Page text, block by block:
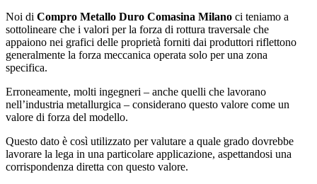
Noi di Compro Metallo Duro Comasina Milano ci teniamo a
sottolineare che i valori per la forza di rottura traversale che
appaiono nei grafici delle proprietà forniti dai produttori riflettono
generalmente la forza meccanica operata solo per una zona
specifica.
Erroneamente, molti ingegneri – anche quelli che lavorano
nell’industria metallurgica – considerano questo valore come un
valore di forza del modello.
Questo dato è così utilizzato per valutare a quale grado dovrebbe
lavorare la lega in una particolare applicazione, aspettandosi una
corrispondenza diretta con questo valore.